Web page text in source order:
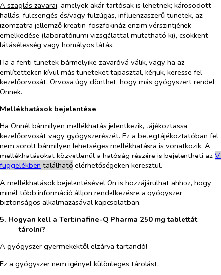
A szaglás zavarai, amelyek akár tartósak is lehetnek; károsodott
hallás, fülcsengés és/vagy fülzúgás, influenzaszerű tünetek, az
izomzatra jellemző kreatin-foszfokináz enzim vérszintjének
emelkedése (laboratóriumi vizsgálattal mutatható ki), csökkent
látásélesség vagy homályos látás.
Ha a fenti tünetek bármelyike zavaróvá válik, vagy ha az
említetteken kívül más tüneteket tapasztal, kérjük, keresse fel
kezelőorvosát. Orvosa úgy dönthet, hogy más gyógyszert rendel
Önnek.
Mellékhatások bejelentése
Ha Önnél bármilyen mellékhatás jelentkezik, tájékoztassa
kezelőorvosát vagy gyógyszerészét. Ez a betegtájékoztatóban fel
nem sorolt bármilyen lehetséges mellékhatásra is vonatkozik. A
mellékhatásokat közvetlenül a hatóság részére is bejelentheti az V.
függelékben található elérhetőségeken keresztül.
A mellékhatások bejelentésével Ön is hozzájárulhat ahhoz, hogy
minél több információ álljon rendelkezésre a gyógyszer
biztonságos alkalmazásával kapcsolatban.
5. Hogyan kell a Terbinafine-Q Pharma 250 mg tablettát
tárolni?
A gyógyszer gyermekektől elzárva tartandó!
Ez a gyógyszer nem igényel különleges tárolást.